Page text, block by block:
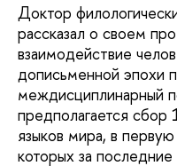
Доктор
рассказал о своем
взаимодействие
дописьменной эпохи
междисциплинарный
предполагается сбор
языков мира, в
которых за